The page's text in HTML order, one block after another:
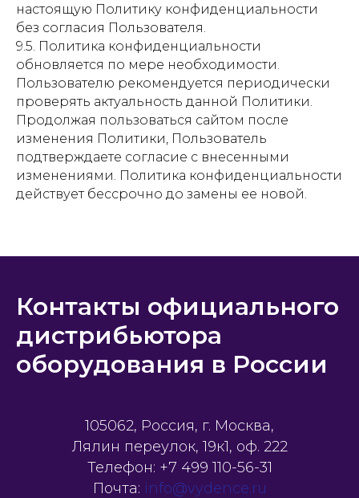
настоящую Политику конфиденциальности
без согласия Пользователя.
9.5. Политика конфиденциальности
обновляется по мере необходимости.
Пользователю рекомендуется периодически
проверять актуальность данной Политики.
Продолжая пользоваться сайтом после
изменения Политики, Пользователь
подтверждаете согласие с внесенными
изменениями. Политика конфиденциальности
действует бессрочно до замены ее новой.
Контакты официального
дистрибьютора
оборудования в России
105062, Россия, г. Москва,
Лялин переулок, 19к1, оф. 222
Телефон: +7 499 110-56-31
Почта: info@vydence.ru